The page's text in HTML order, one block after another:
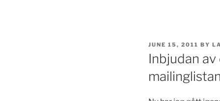
POSTED
ON
JUNE 15, 2011 BY
Inbjudan
mailinglistan